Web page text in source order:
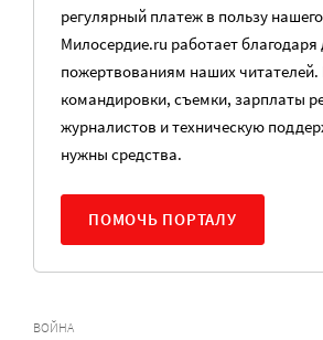
регулярный платеж в пользу
Милосердие.ru работает
пожертвованиям наших читателей.
командировки, съемки, зарплаты
журналистов и техническую
нужны средства.
ПОМОЧЬ ПОРТАЛУ
ВОЙНА